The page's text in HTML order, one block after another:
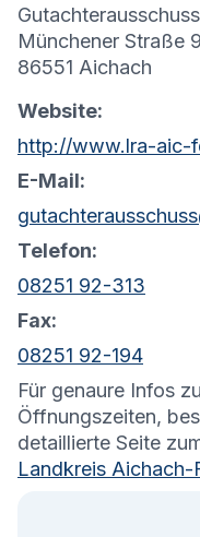
Münchener Straße 9
86551 Aichach
Website:
E-Mail:
Telefon:
08251 92-313
Fax:
08251 92-194
Für genaure Infos
Öffnungszeiten,
detaillierte Seite
Landkreis Aichach-